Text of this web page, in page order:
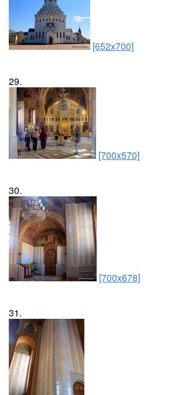
[652x700]
29.
[700x570]
30.
[700x678]
31.